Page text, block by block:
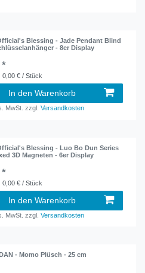
Blessing - Jade Pendant Blind
- 8er Display
*
| 0,00 € / Stück
In den Warenkorb
MwSt. zzgl.Versandkosten
Blessing - Luo Bo Dun Series
3D Magneten - 6er Display
*
| 0,00 € / Stück
In den Warenkorb
MwSt. zzgl.Versandkosten
- Momo Plüsch - 25 cm